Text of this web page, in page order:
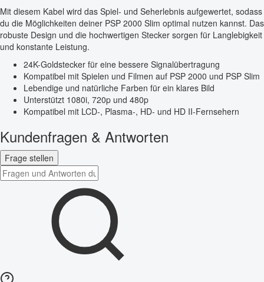
Mit diesem Kabel wird das Spiel- und Seherlebnis aufgewertet, sodass
du die Möglichkeiten deiner PSP 2000 Slim optimal nutzen kannst. Das
robuste Design und die hochwertigen Stecker sorgen für Langlebigkeit
und konstante Leistung.
24K-Goldstecker für eine bessere Signalübertragung
Kompatibel mit Spielen und Filmen auf PSP 2000 und PSP Slim
Lebendige und natürliche Farben für ein klares Bild
Unterstützt 1080i, 720p und 480p
Kompatibel mit LCD-, Plasma-, HD- und HD II-Fernsehern
Kundenfragen & Antworten
Frage stellen